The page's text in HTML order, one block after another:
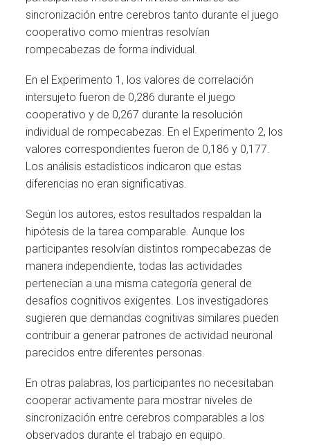
sincronización entre cerebros tanto durante el juego
cooperativo como mientras resolvían
rompecabezas de forma individual.
En el Experimento 1, los valores de correlación
intersujeto fueron de 0,286 durante el juego
cooperativo y de 0,267 durante la resolución
individual de rompecabezas. En el Experimento 2, los
valores correspondientes fueron de 0,186 y 0,177.
Los análisis estadísticos indicaron que estas
diferencias no eran significativas.
Según los autores, estos resultados respaldan la
hipótesis de la tarea comparable. Aunque los
participantes resolvían distintos rompecabezas de
manera independiente, todas las actividades
pertenecían a una misma categoría general de
desafíos cognitivos exigentes. Los investigadores
sugieren que demandas cognitivas similares pueden
contribuir a generar patrones de actividad neuronal
parecidos entre diferentes personas.
En otras palabras, los participantes no necesitaban
cooperar activamente para mostrar niveles de
sincronización entre cerebros comparables a los
observados durante el trabajo en equipo.